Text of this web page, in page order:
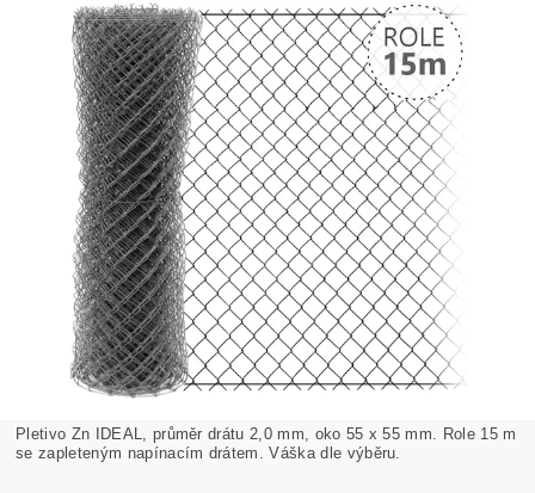
Pletivo Zn IDEAL, průměr drátu 2,0 mm, oko 55 x 55 mm. Role 15 m
se zapleteným napínacím drátem. Váška dle výběru.